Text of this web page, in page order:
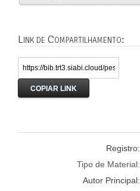
Link de Compartilhamento:
COPIAR LINK
Registro:
Tipo de Material:
Autor Principal: